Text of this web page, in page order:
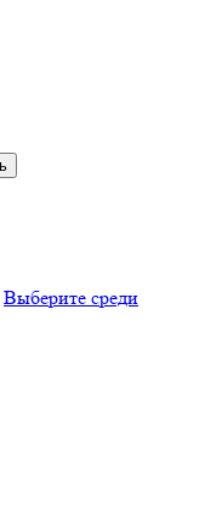
Выберите среди